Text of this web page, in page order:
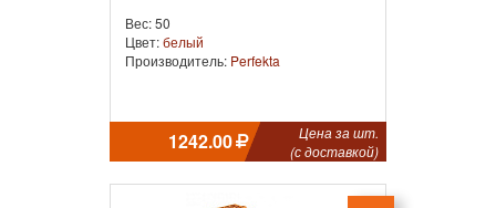
Вес: 50
Цвет:белый
Производитель: Perfekta
1242.00
Цена за шт.
(с доставкой)